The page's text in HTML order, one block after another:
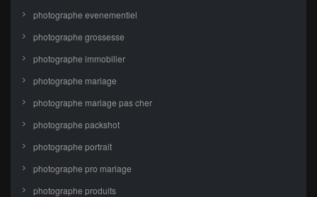
photographe evenementiel
photographe grossesse
photographe immobilier
photographe mariage
photographe mariage pas cher
photographe packshot
photographe portrait
photographe pro mariage
photographe produits